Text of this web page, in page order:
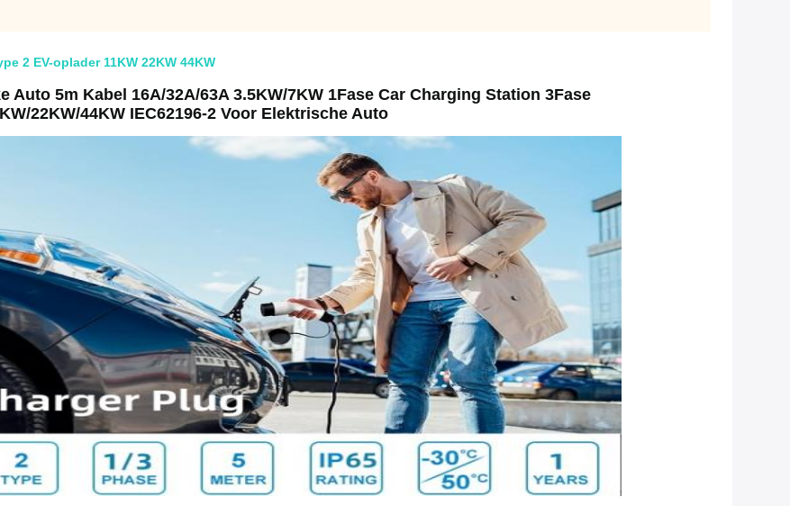
2 EV-oplader 11KW 22KW 44KW
Auto 5m Kabel 16A/32A/63A 3.5KW/7KW 1Fase Car Charging Station 3Fase
22KW/44KW IEC62196-2 Voor Elektrische Auto